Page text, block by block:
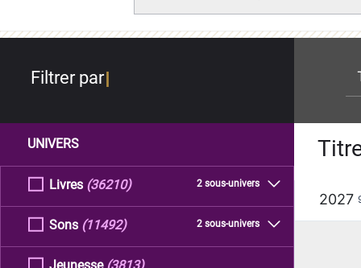
Filtrer par
UNIVERS
Livres 2 sous-univers
(36210)
Sons 2 sous-univers
(11492)
2027